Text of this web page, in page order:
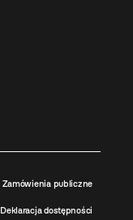
Zamówienia publiczne
Deklaracja dostępności